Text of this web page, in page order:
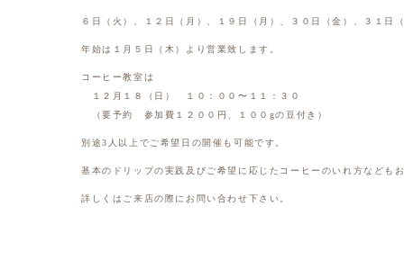
６日（火）、１２日（月）、１９日（月）、３０日（金）、３１日
年始は１月５日（木）より営業致します。
コーヒー教室は
１２月１８（日） １０：００〜１１：３０
（要予約 参加費１２００円、１００gの豆付き）
別途3人以上でご希望日の開催も可能です。
基本のドリップの実践及びご希望に応じたコーヒーのいれ方なども
詳しくはご来店の際にお問い合わせ下さい。